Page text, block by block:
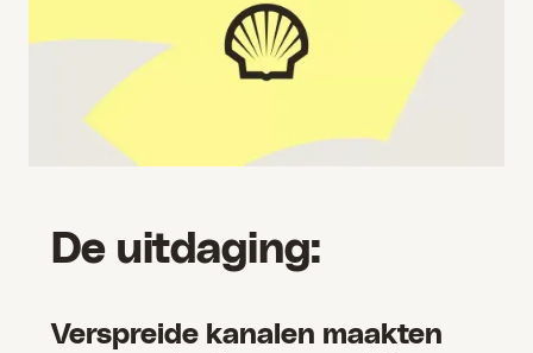
De uitdaging:
Verspreide kanalen maakten